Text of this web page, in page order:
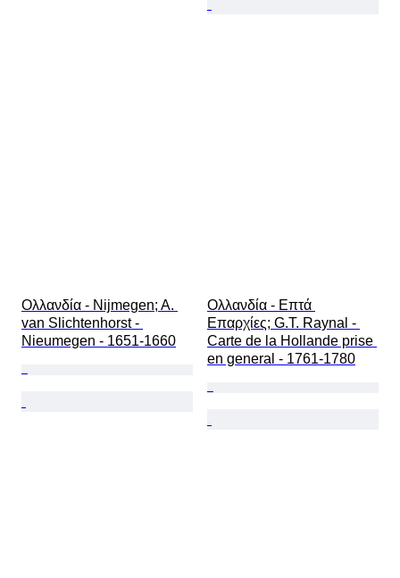
Ολλανδία - Nijmegen; A.
van Slichtenhorst -
Nieumegen - 1651-1660
Ολλανδία - Επτά
Επαρχίες; G.T. Raynal -
Carte de la Hollande prise
en general - 1761-1780